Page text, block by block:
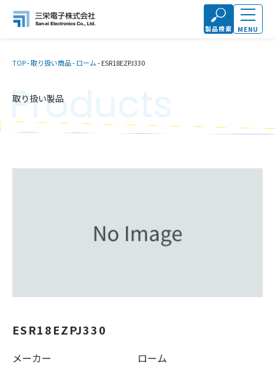
製品検索 MENU
TOP-取り扱い商品-ローム-ESR18EZPJ330
取り扱い製品
Products
ESR18EZPJ330
メーカー ローム